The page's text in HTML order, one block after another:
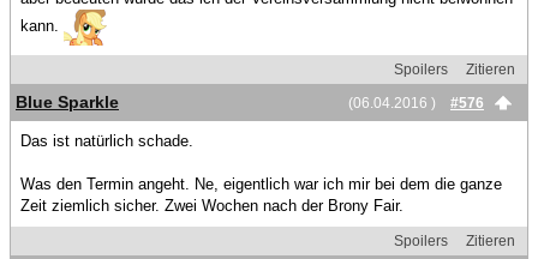
kann.
Spoilers
Zitieren
(06.04.2016 )
#576
Blue Sparkle
Das ist natürlich schade.
Was den Termin angeht. Ne, eigentlich war ich mir bei dem die ganze
Zeit ziemlich sicher. Zwei Wochen nach der Brony Fair.
Spoilers
Zitieren